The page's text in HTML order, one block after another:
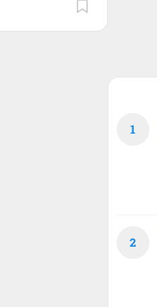
1
2